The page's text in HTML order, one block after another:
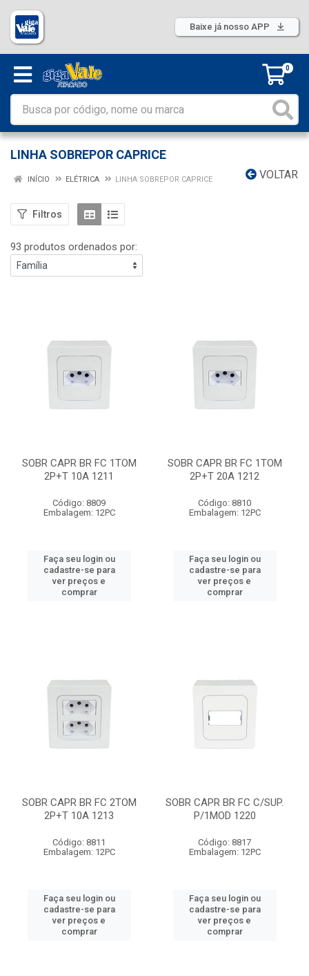
Baixe já nosso APP
0
LINHA SOBREPOR CAPRICE
VOLTAR
INÍCIO ELÉTRICA LINHA SOBREPOR CAPRICE
Filtros
93 produtos ordenados por:
SOBR CAPR BR FC 1TOM
2P+T 10A 1211
Código: 8809
Embalagem: 12PC
Faça seu login ou
cadastre-se para
ver preços e
comprar
SOBR CAPR BR FC 1TOM
2P+T 20A 1212
Código: 8810
Embalagem: 12PC
Faça seu login ou
cadastre-se para
ver preços e
comprar
SOBR CAPR BR FC 2TOM
2P+T 10A 1213
Código: 8811
Embalagem: 12PC
Faça seu login ou
cadastre-se para
ver preços e
comprar
SOBR CAPR BR FC C/SUP.
P/1MOD 1220
Código: 8817
Embalagem: 12PC
Faça seu login ou
cadastre-se para
ver preços e
comprar